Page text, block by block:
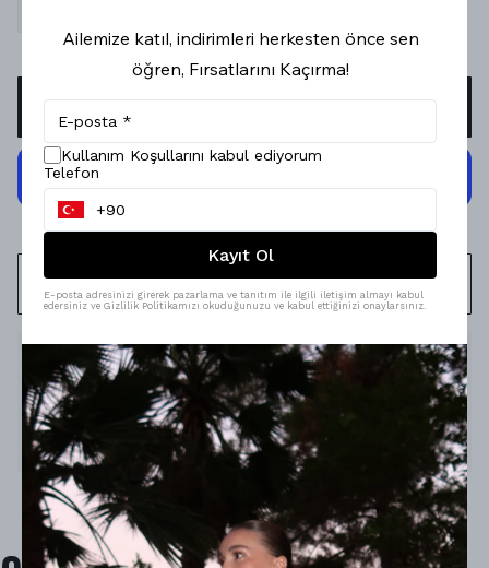
SEPETE EKLE
WHATSAPP
Ürün Açıklaması
Model Ölçüleri : 167cm/53kg
Modelin Beden : S beden
Ürün İçeriği : -
Ürün Boyu :
Ailemize katıl, indirimleri herkesten önce sen
öğren, Fırsatlarını Kaçırma!
Kullanım Koşullarını kabul ediyorum
Telefon
Kayıt Ol
E-posta adresinizi girerek pazarlama ve tanıtım ile ilgili iletişim almayı kabul
edersiniz ve Gizlilik Politikamızı okuduğunuzu ve kabul ettiğinizi onaylarsınız.